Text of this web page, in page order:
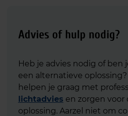
Advies of hulp nodig?
Heb je advies nodig of ben
een alternatieve
helpen je graag met
lichtadvies en zorgen
oplossing. Aarzel niet om